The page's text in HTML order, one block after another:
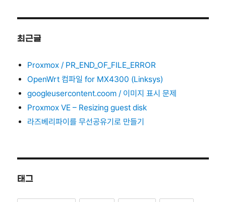
최근글
Proxmox / PR_END_OF_FILE_ERROR
OpenWrt 컴파일 for MX4300 (Linksys)
googleusercontent.coom / 이미지 표시 문제
Proxmox VE – Resizing guest disk
라즈베리파이를 무선공유기로 만들기
태그